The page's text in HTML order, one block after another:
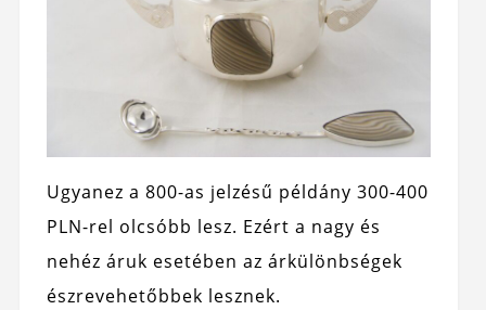
Ugyanez a 800-as jelzésű példány 300-400
PLN-rel olcsóbb lesz. Ezért a nagy és
nehéz áruk esetében az árkülönbségek
észrevehetőbbek lesznek.